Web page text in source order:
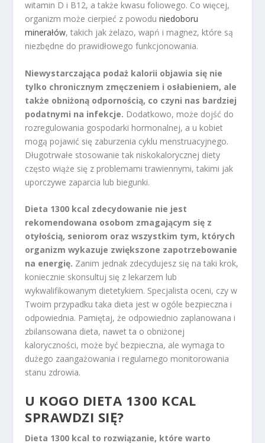
witamin D i B12, a także kwasu foliowego. Co więcej,
organizm może cierpieć z powoduniedoboru
minerałów, takich jak żelazo, wapń i magnez, które są
niezbędne do prawidłowego funkcjonowania.
Niewystarczająca podaż kalorii objawia się nie
tylko chronicznym zmęczeniem i osłabieniem, ale
także obniżoną odpornością, co czyni nas bardziej
podatnymi na infekcje. Dodatkowo, może dojść do
rozregulowania gospodarki hormonalnej, a u kobiet
mogą pojawić się zaburzenia cyklu menstruacyjnego.
Długotrwałe stosowanie tak niskokalorycznej diety
często wiąże się z problemami trawiennymi, takimi jak
uporczywe zaparcia lub biegunki.
Dieta 1300 kcal zdecydowanie nie jest
rekomendowana osobom zmagającym się z
otyłością, seniorom oraz wszystkim tym, których
organizm wykazuje zwiększone zapotrzebowanie
na energię. Zanim jednak zdecydujesz się na taki krok,
koniecznie skonsultuj się z lekarzem lub
wykwalifikowanym dietetykiem. Specjalista oceni, czy w
Twoim przypadku taka dieta jest w ogóle bezpieczna i
odpowiednia. Pamiętaj, że odpowiednio zaplanowana i
zbilansowana dieta, nawet ta o obniżonej
kaloryczności, może być bezpieczna, ale wymaga to
dużego zaangażowania i regularnego monitorowania
stanu zdrowia.
U KOGO DIETA 1300 KCAL
SPRAWDZI SIĘ?
Dieta 1300 kcal to rozwiązanie, które warto